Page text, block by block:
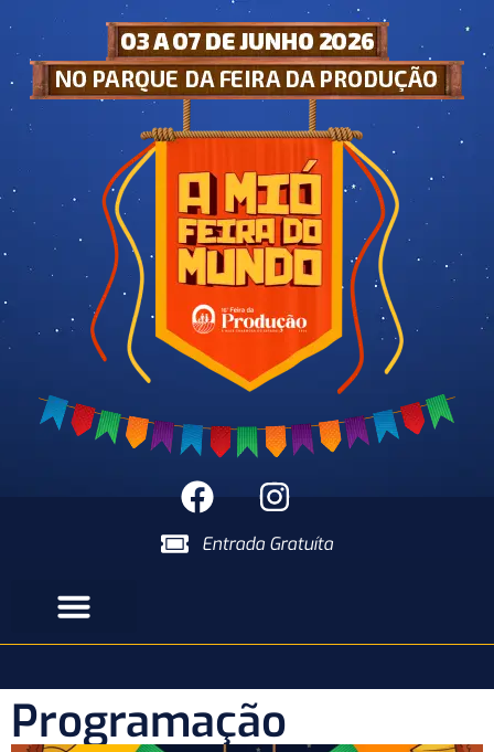
Entrada Gratuíta
Programação